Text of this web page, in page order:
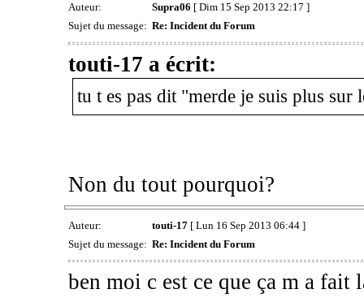
Auteur: Supra06 [ Dim 15 Sep 2013 22:17 ]
Sujet du message: Re: Incident du Forum
touti-17 a écrit:
tu t es pas dit "merde je suis plus
Non du tout pourquoi?
Auteur: touti-17[ Lun 16 Sep 2013 06:44 ]
Sujet du message: Re: Incident du Forum
ben moi c est ce que ça m a